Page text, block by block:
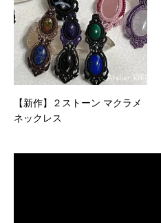
【新作】２ストーン マクラメ
ネックレス
動